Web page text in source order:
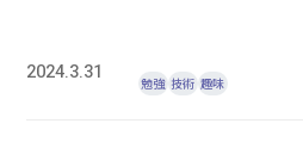
2024.3.31 勉強 技術 趣味